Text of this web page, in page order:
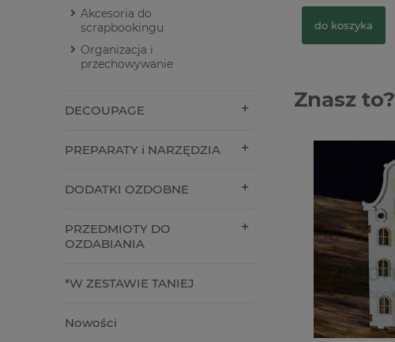
Akcesoria do
scrapbookingu
Organizacja i
przechowywanie
DECOUPAGE
PREPARATY i NARZĘDZIA
DODATKI OZDOBNE
PRZEDMIOTY DO
OZDABIANIA
*W ZESTAWIE TANIEJ
Nowości
do koszyka
Znasz to?